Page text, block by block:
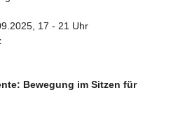
17 - 21 Uhr
Bewegung im Sitzen für